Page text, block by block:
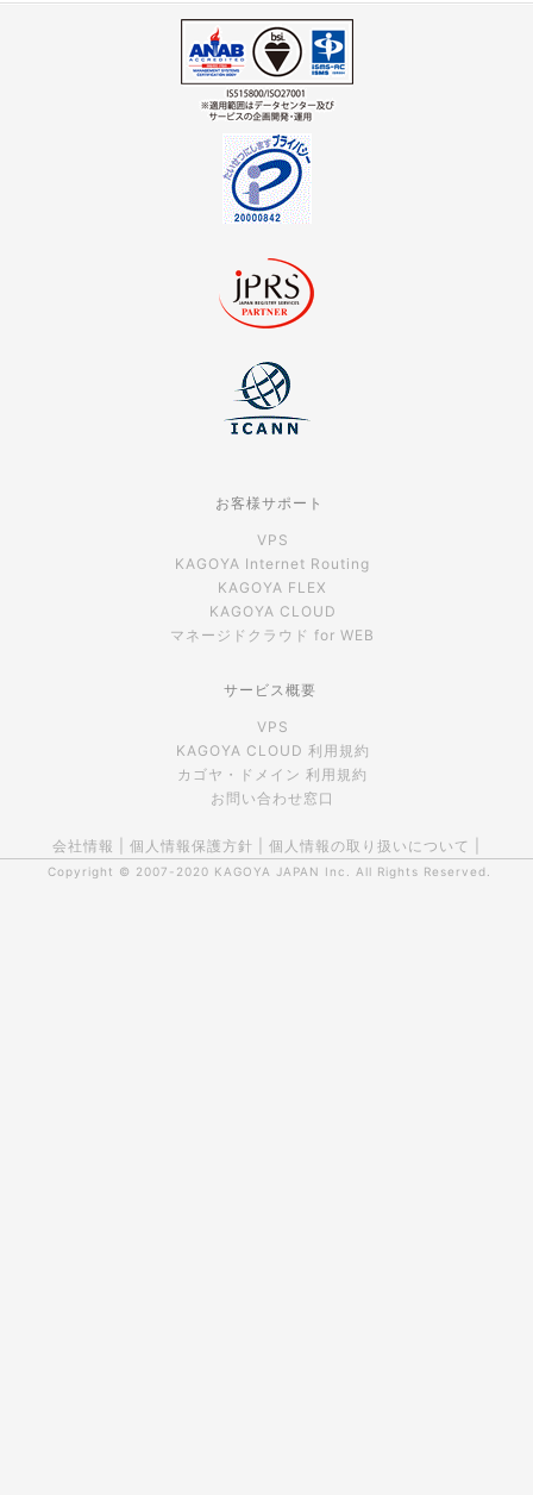
お客様サポート
VPS
KAGOYA Internet Routing
KAGOYA FLEX
KAGOYA CLOUD
マネージドクラウド for WEB
サービス概要
VPS
KAGOYA CLOUD 利用規約
カゴヤ・ドメイン 利用規約
お問い合わせ窓口
会社情報 個人情報保護方針 個人情報の取り扱いについて
Copyright © 2007-2020 KAGOYA JAPAN Inc. All Rights Reserved.